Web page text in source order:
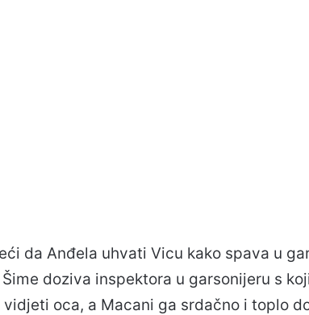
da Anđela uhvati Vicu kako spava u
doziva inspektora u garsonijeru s
oca, a Macani ga srdačno i toplo